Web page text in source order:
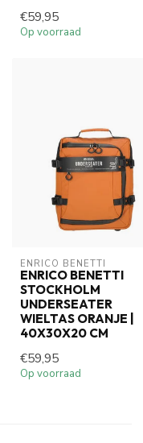
€59,95
Op voorraad
ENRICO BENETTI
ENRICO BENETTI
STOCKHOLM
UNDERSEATER
WIELTAS ORANJE |
40X30X20 CM
€59,95
Op voorraad